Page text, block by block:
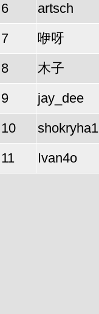
6
artsch
7
咿呀
8
木子
9
jay_dee
10
shokryha1
11
Ivan4o